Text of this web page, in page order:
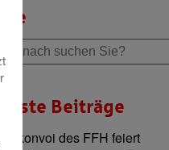
Beiträge
des FFH feiert